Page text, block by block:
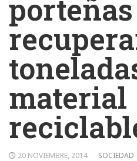
porteñas
material
20 NOVIEMBRE, 2014 SOCIEDAD